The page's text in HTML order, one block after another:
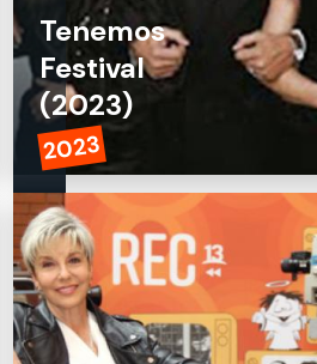
Tenemos
Festival
(2023)
2023